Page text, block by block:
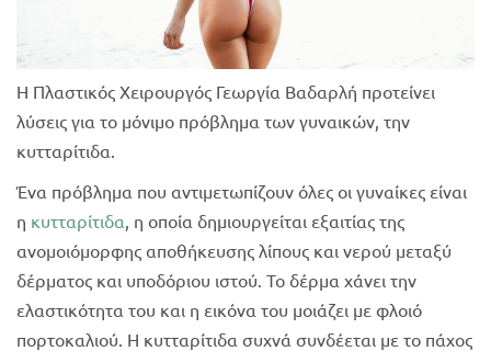
Η Πλαστικός Χειρουργός Γεωργία Βαδαρλή προτείνει
λύσεις για το μόνιμο πρόβλημα των γυναικών, την
κυτταρίτιδα.
Ένα πρόβλημα που αντιμετωπίζουν όλες οι γυναίκες είναι
η κυτταρίτιδα , η οποία δημιουργείται εξαιτίας της
ανομοιόμορφης αποθήκευσης λίπους και νερού μεταξύ
δέρματος και υποδόριου ιστού. Το δέρμα χάνει την
ελαστικότητα του και η εικόνα του μοιάζει με φλοιό
πορτοκαλιού. Η κυτταρίτιδα συχνά συνδέεται με το πάχος